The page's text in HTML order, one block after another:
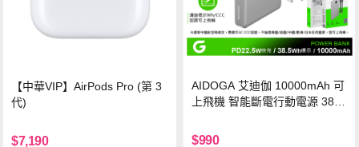
【中華VIP】AirPods Pro (第 3
代)
$7,190
AIDOGA 艾迪伽 10000mAh 可
上飛機 智能斷電行動電源 38.5
灣BSMI/中國CCC/歐美CE/FCC
$990